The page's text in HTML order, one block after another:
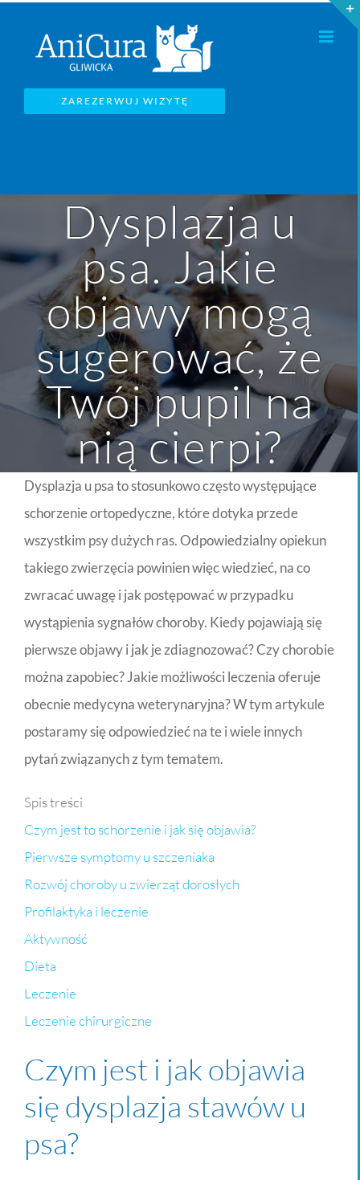
ZAREZERWUJ WIZYTĘ
Dysplazja u
psa. Jakie
objawy mogą
sugerować, że
Twój pupil na
nią cierpi?
Dysplazja u psa to stosunkowo często występujące
schorzenie ortopedyczne, które dotyka przede
wszystkim psy dużych ras. Odpowiedzialny opiekun
takiego zwierzęcia powinien więc wiedzieć, na co
zwracać uwagę i jak postępować w przypadku
wystąpienia sygnałów choroby. Kiedy pojawiają się
pierwsze objawy i jak je zdiagnozować? Czy chorobie
można zapobiec? Jakie możliwości leczenia oferuje
obecnie medycyna weterynaryjna? W tym artykule
postaramy się odpowiedzieć na te i wiele innych
pytań związanych z tym tematem.
Spis treści
Czym jest to schorzenie i jak się objawia?
Pierwsze symptomy u szczeniaka
Rozwój choroby u zwierząt dorosłych
Profilaktyka i leczenie
Aktywność
Dieta
Leczenie
Leczenie chirurgiczne
Czym jest i jak objawia
się dysplazja stawów u
psa?